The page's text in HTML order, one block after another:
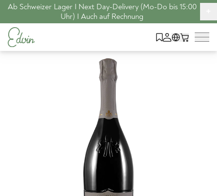
Ab Schweizer Lager I Next Day-Delivery (Mo-Do bis 15:00
Uhr) I Auch auf Rechnung